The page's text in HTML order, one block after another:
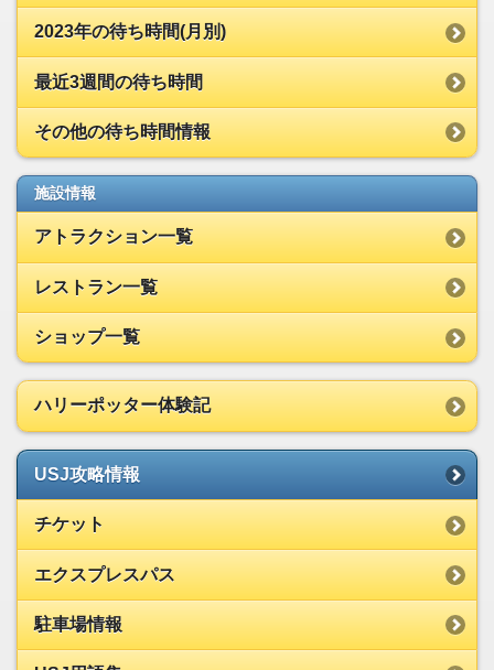
2023年の待ち時間(月別)
最近3週間の待ち時間
その他の待ち時間情報
施設情報
アトラクション一覧
レストラン一覧
ショップ一覧
ハリーポッター体験記
USJ攻略情報
チケット
エクスプレスパス
駐車場情報